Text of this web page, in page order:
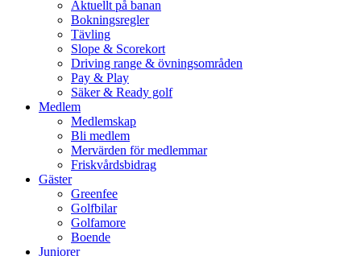
Aktuellt på banan
Bokningsregler
Tävling
Slope & Scorekort
Driving range & övningsområden
Pay & Play
Säker & Ready golf
Medlem
Medlemskap
Bli medlem
Mervärden för medlemmar
Friskvårdsbidrag
Gäster
Greenfee
Golfbilar
Golfamore
Boende
Juniorer